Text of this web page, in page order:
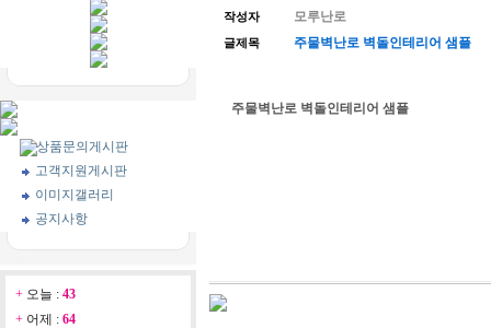
상품문의게시판
고객지원게시판
이미지갤러리
공지사항
+ 오늘 : 43
+ 어제 : 64
작성자 모루난로
글제목 주물벽난로 벽돌인테리어 샘플
주물벽난로 벽돌인테리어 샘플